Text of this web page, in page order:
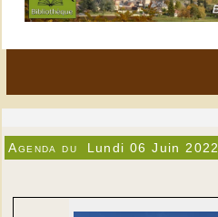
Agenda du Lundi 06 Juin 2022